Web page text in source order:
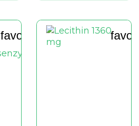
favorite_border